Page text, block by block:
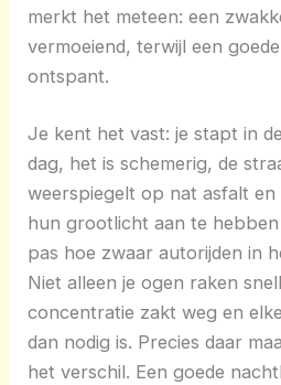
merkt het meteen: een
vermoeiend, terwijl een
ontspant.
Je kent het vast: je stapt in
dag, het is schemerig, de
weerspiegelt op nat asfalt en
hun grootlicht aan te hebben
pas hoe zwaar autorijden in
Niet alleen je ogen raken
concentratie zakt weg en
dan nodig is. Precies daar
het verschil. Een goede